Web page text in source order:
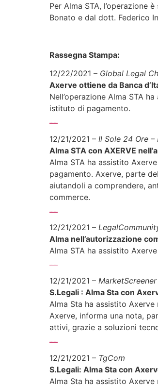
Per Alma STA, l’operazione
Bonato e dal dott. Federico
Rassegna Stampa:
12/22/2021 – Global Legal
Axerve ottiene da Banca
Nell’operazione Alma STA
istituto di pagamento.
12/21/2021 – Il Sole 24 Ore
Alma STA con AXERVE
Alma STA ha assistito
pagamento. Axerve, parte
aiutandoli a comprendere,
commerce.
12/21/2021 –
Alma nell’autorizzazione
Alma STA ha assistito
12/21/2021 – MarketScreener
S.Legali : Alma Sta con
Alma Sta ha assistito Axerve
Axerve, informa una nota,
attivi, grazie a soluzioni
12/21/2021 – TgCom
S.Legali: Alma Sta con
Alma Sta ha assistito